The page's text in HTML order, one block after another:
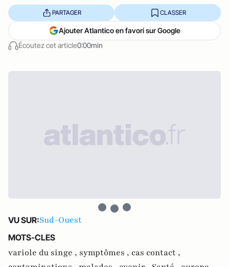
Écoutez cet article0:00min
PARTAGER CLASSER
Ajouter Atlantico en favori sur Google
VU SUR:Sud-Ouest
MOTS-CLES
variole du singe , symptômes , cas contact ,